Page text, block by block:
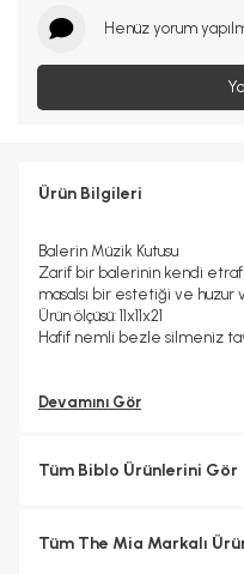
Henüz yorum
Ürün Bilgileri
Balerin Müzik Kutusu
Zarif bir balerinin kendi
masalsı bir estetiği ve
Ürün ölçüsü: 11x11x21
Hafif nemli bezle silmeniz
Devamını Gör
Tüm Biblo Ürünlerini Gör
Tüm The Mia Markalı